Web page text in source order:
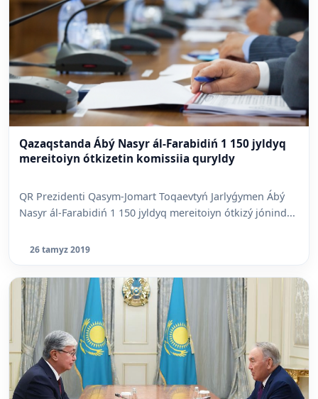
Qazaqstanda Ábý Nasyr ál-Farabidiń 1 150 jyldyq
mereitoiyn ótkizetin komissiia quryldy
QR Prezidenti Qasym-Jomart Toqaevtyń Jarlyǵymen Ábý
Nasyr ál-Farabidiń 1 150 jyldyq mereitoiyn ótkizý jónind...
26 tamyz 2019